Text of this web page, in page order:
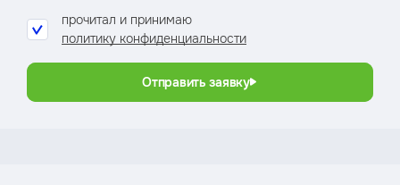
прочитал и принимаю
политику конфиденциальности
Отправить заявку